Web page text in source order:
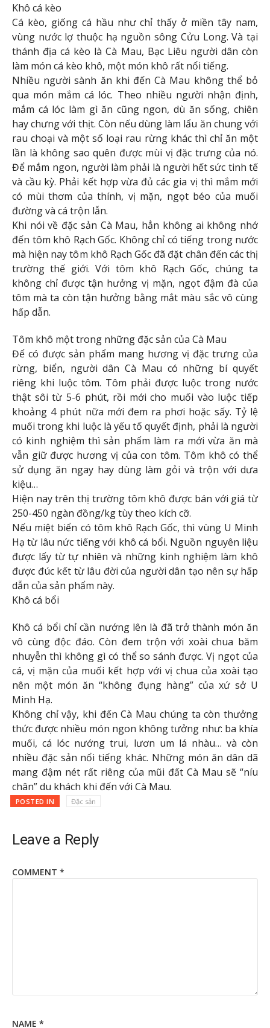
Khô cá kèo
Cá kèo, giống cá hầu như chỉ thấy ở miền tây nam,
vùng nước lợ thuộc hạ nguồn sông Cửu Long. Và tại
thánh địa cá kèo là Cà Mau, Bạc Liêu người dân còn
làm món cá kèo khô, một món khô rất nổi tiếng.
Nhiều người sành ăn khi đến Cà Mau không thể bỏ
qua món mắm cá lóc. Theo nhiều người nhận định,
mắm cá lóc làm gì ăn cũng ngon, dù ăn sống, chiên
hay chưng với thịt. Còn nếu dùng làm lẩu ăn chung với
rau choại và một số loại rau rừng khác thì chỉ ăn một
lần là không sao quên được mùi vị đặc trưng của nó.
Để mắm ngon, người làm phải là người hết sức tinh tế
và cầu kỳ. Phải kết hợp vừa đủ các gia vị thì mắm mới
có mùi thơm của thính, vị mặn, ngọt béo của muối
đường và cá trộn lẫn.
Khi nói về đặc sản Cà Mau, hẳn không ai không nhớ
đến tôm khô Rạch Gốc. Không chỉ có tiếng trong nước
mà hiện nay tôm khô Rạch Gốc đã đặt chân đến các thị
trường thế giới. Với tôm khô Rạch Gốc, chúng ta
không chỉ được tận hưởng vị mặn, ngọt đậm đà của
tôm mà ta còn tận hưởng bằng mắt màu sắc vô cùng
hấp dẫn.
Tôm khô một trong những đặc sản của Cà Mau
Để có được sản phẩm mang hương vị đặc trưng của
rừng, biển, người dân Cà Mau có những bí quyết
riêng khi luộc tôm. Tôm phải được luộc trong nước
thật sôi từ 5-6 phút, rồi mới cho muối vào luộc tiếp
khoảng 4 phút nữa mới đem ra phơi hoặc sấy. Tỷ lệ
muối trong khi luộc là yếu tố quyết định, phải là người
có kinh nghiệm thì sản phẩm làm ra mới vừa ăn mà
vẫn giữ được hương vị của con tôm. Tôm khô có thể
sử dụng ăn ngay hay dùng làm gỏi và trộn với dưa
kiệu…
Hiện nay trên thị trường tôm khô được bán với giá từ
250-450 ngàn đồng/kg tùy theo kích cỡ.
Nếu miệt biển có tôm khô Rạch Gốc, thì vùng U Minh
Hạ từ lâu nức tiếng với khô cá bổi. Nguồn nguyên liệu
được lấy từ tự nhiên và những kinh nghiệm làm khô
được đúc kết từ lâu đời của người dân tạo nên sự hấp
dẫn của sản phẩm này.
Khô cá bổi
Khô cá bổi chỉ cần nướng lên là đã trở thành món ăn
vô cùng độc đáo. Còn đem trộn với xoài chua băm
nhuyễn thì không gì có thể so sánh được. Vị ngọt của
cá, vị mặn của muối kết hợp với vị chua của xoài tạo
nên một món ăn “không đụng hàng” của xứ sở U
Minh Hạ.
Không chỉ vậy, khi đến Cà Mau chúng ta còn thưởng
thức được nhiều món ngon không tưởng như: ba khía
muối, cá lóc nướng trui, lươn um lá nhàu… và còn
nhiều đặc sản nổi tiếng khác. Những món ăn dân dã
mang đậm nét rất riêng của mũi đất Cà Mau sẽ “níu
chân” du khách khi đến với Cà Mau.
POSTED IN Đặc sản
Leave a Reply
COMMENT *
NAME *